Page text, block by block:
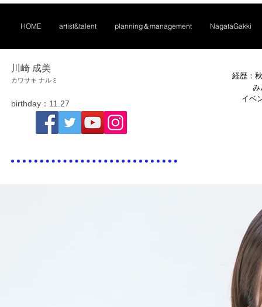
HOME artist&talent planning＆management NagataGakki
川崎 成美
​カワサキ ナルミ
​birthday：11.27
経歴：
み
イベ